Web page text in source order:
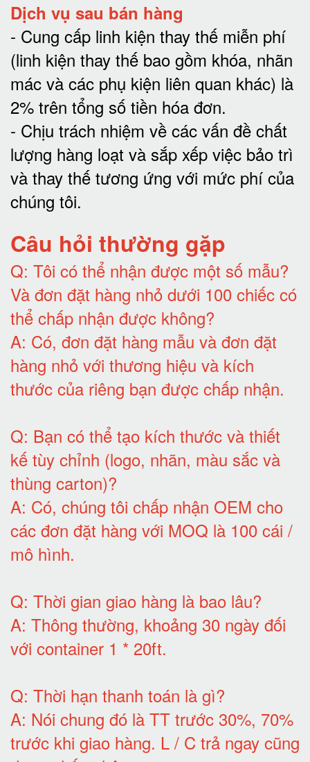
Dịch vụ sau bán hàng
- Cung cấp linh kiện thay thế miễn phí
(linh kiện thay thế bao gồm khóa, nhãn
mác và các phụ kiện liên quan khác) là
2% trên tổng số tiền hóa đơn.
- Chịu trách nhiệm về các vấn đề chất
lượng hàng loạt và sắp xếp việc bảo trì
và thay thế tương ứng với mức phí của
chúng tôi.
Câu hỏi thường gặp
Q: Tôi có thể nhận được một số mẫu?
Và đơn đặt hàng nhỏ dưới 100 chiếc có
thể chấp nhận được không?
A: Có, đơn đặt hàng mẫu và đơn đặt
hàng nhỏ với thương hiệu và kích
thước của riêng bạn được chấp nhận.
Q: Bạn có thể tạo kích thước và thiết
kế tùy chỉnh (logo, nhãn, màu sắc và
thùng carton)?
A: Có, chúng tôi chấp nhận OEM cho
các đơn đặt hàng với MOQ là 100 cái /
mô hình.
Q: Thời gian giao hàng là bao lâu?
A: Thông thường, khoảng 30 ngày đối
với container 1 * 20ft.
Q: Thời hạn thanh toán là gì?
A: Nói chung đó là TT trước 30%, 70%
trước khi giao hàng. L / C trả ngay cũng